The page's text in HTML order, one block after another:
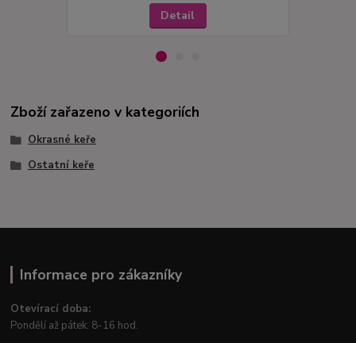
Detail
Zboží zařazeno v kategoriích
Okrasné keře
Ostatní keře
Informace pro zákazníky
Otevírací doba:
Pondělí až pátek: 8-16 hod.